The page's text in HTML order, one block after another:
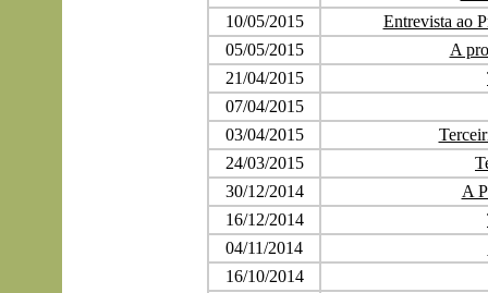
10/05/2015
Entrevista ao
05/05/2015
A
21/04/2015
07/04/2015
03/04/2015
24/03/2015
30/12/2014
A
16/12/2014
04/11/2014
16/10/2014